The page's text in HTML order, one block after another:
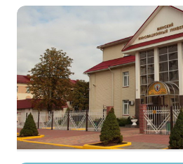
году без экзаменов